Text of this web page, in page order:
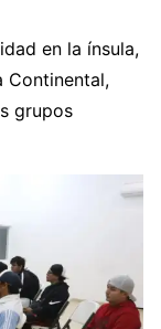
en la ínsula,
Continental,
grupos